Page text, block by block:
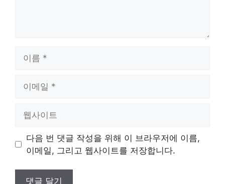
트
다음 번 댓글 작성을 위해 이 브라우저에 이름,
이메일, 그리고 웹사이트를 저장합니다.